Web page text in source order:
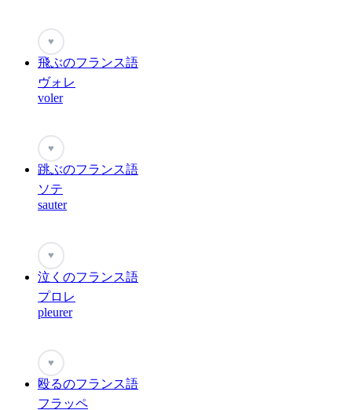
♥
飛ぶのフランス語
ヴォレ
voler
♥
跳ぶのフランス語
ソテ
sauter
♥
泣くのフランス語
プロレ
pleurer
♥
殴るのフランス語
フラッペ